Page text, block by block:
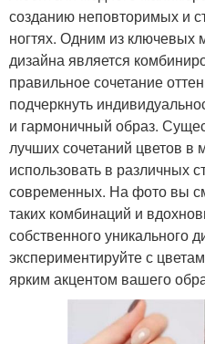
созданию неповторимых и
ногтях. Одним из
дизайна является
правильное сочетание
подчеркнуть
и гармоничный образ.
лучших сочетаний цветов
использовать в различных
современных. На фото вы
таких комбинаций и
собственного уникального
экспериментируйте с
ярким акцентом вашего